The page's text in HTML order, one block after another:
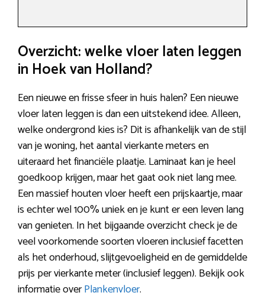
Overzicht: welke vloer laten leggen
in Hoek van Holland?
Een nieuwe en frisse sfeer in huis halen? Een nieuwe
vloer laten leggen is dan een uitstekend idee. Alleen,
welke ondergrond kies is? Dit is afhankelijk van de stijl
van je woning, het aantal vierkante meters en
uiteraard het financiële plaatje. Laminaat kan je heel
goedkoop krijgen, maar het gaat ook niet lang mee.
Een massief houten vloer heeft een prijskaartje, maar
is echter wel 100% uniek en je kunt er een leven lang
van genieten. In het bijgaande overzicht check je de
veel voorkomende soorten vloeren inclusief facetten
als het onderhoud, slijtgevoeligheid en de gemiddelde
prijs per vierkante meter (inclusief leggen). Bekijk ook
informatie overPlankenvloer.